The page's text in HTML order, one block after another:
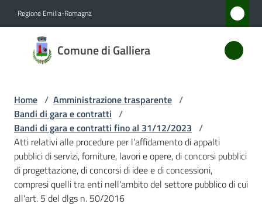
Regione Emilia-Romagna
Comune di Galliera
Comune
di
Amministrazione
Menu selezionato
Novità
Servizi
Home / Amministrazione trasparente /
Bandi di gara e contratti /
Bandi di gara e contratti fino al 31/12/2023 /
Atti relativi alle procedure per l’affidamento di appalti
pubblici di servizi, forniture, lavori e opere, di concorsi pubblici
di progettazione, di concorsi di idee e di concessioni,
compresi quelli tra enti nell'ambito del settore pubblico di cui
all'art. 5 del dlgs n. 50/2016